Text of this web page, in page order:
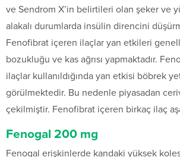
ve Sendrom X’in belirtileri olan şeker ve
alakalı durumlarda insülin direncini
Fenofibrat içeren ilaçlar yan etkileri
bozukluğu ve kas ağrısı yapmaktadır.
ilaçlar kullanıldığında yan etkisi böbrek
görülmektedir. Bu nedenle piyasadan
çekilmiştir. Fenofibrat içeren birkaç ilaç
Fenogal 200 mg
Fenogal erişkinlerde kandaki yüksek